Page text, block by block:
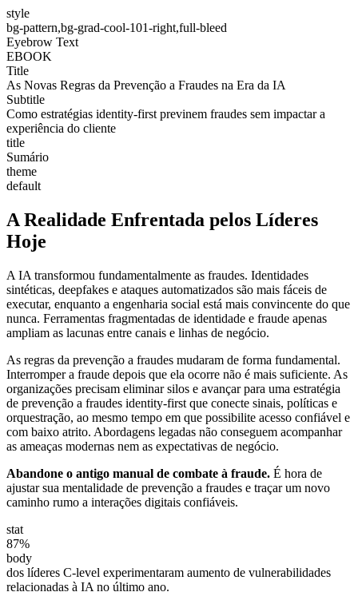
style
bg-pattern,bg-grad-cool-101-right,full-bleed
Eyebrow Text
EBOOK
Title
As Novas Regras da Prevenção a Fraudes na Era da IA
Subtitle
Como estratégias identity-first previnem fraudes sem impactar a
experiência do cliente
title
Sumário
theme
default
A Realidade Enfrentada pelos Líderes
Hoje
A IA transformou fundamentalmente as fraudes. Identidades
sintéticas, deepfakes e ataques automatizados são mais fáceis de
executar, enquanto a engenharia social está mais convincente do que
nunca. Ferramentas fragmentadas de identidade e fraude apenas
ampliam as lacunas entre canais e linhas de negócio.
As regras da prevenção a fraudes mudaram de forma fundamental.
Interromper a fraude depois que ela ocorre não é mais suficiente. As
organizações precisam eliminar silos e avançar para uma estratégia
de prevenção a fraudes identity-first que conecte sinais, políticas e
orquestração, ao mesmo tempo em que possibilite acesso confiável e
com baixo atrito. Abordagens legadas não conseguem acompanhar
as ameaças modernas nem as expectativas de negócio.
Abandone o antigo manual de combate à fraude. É hora de
ajustar sua mentalidade de prevenção a fraudes e traçar um novo
caminho rumo a interações digitais confiáveis.
stat
87%
body
dos líderes C-level experimentaram aumento de vulnerabilidades
relacionadas à IA no último ano.